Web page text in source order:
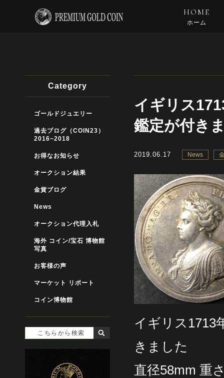
HOME
ホーム
イギリス
鑑定が付き
2019.06.17 News
イギリス1713
きました
直径58mm 重
Category
ゴールドジュエリー
過去ブログ（COIN23）
2016~2018
お得なお知らせ
オークション結果
金貨ブログ
News
オークション代理入札
海外 コイン/宝石 博物館
写真
お客様の声
マーケット リポート
コイン博物館